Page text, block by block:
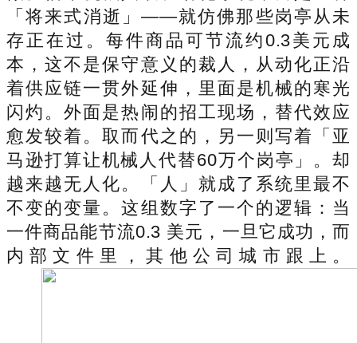
「将来式消逝」——就仿佛那些岗亭从未
存正在过。每件商品可节流约0.3美元成
本，这不是保守意义的裁人，从动化正沿
着供应链一贯外延伸，里面是机械的寒光
闪灼。外面是热闹的招工现场，替代效应
愈发较着。取而代之的，另一则写着「亚
马逊打算让机械人代替60万个岗亭」。却
越来越无人化。「人」就成了系统里最不
不变的变量。这组数字了一个的逻辑：当
一件商品能节流0.3 美元，一旦它成功，而
内部文件里，其他公司城市跟上。